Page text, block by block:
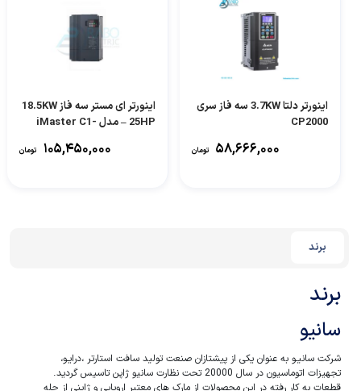
اینورتر دلتا 3.7KW سه فاز سری
CP2000
۵۸,۶۶۶,۰۰۰ تومان
اینورتر ای مستر سه فاز 18.5KW
– 25HP مدل iMaster C1-
۱۰۵,۴۵۰,۰۰۰ تومان
برند
برند
سانیو
شرکت سانیـو به عنوان یکی از پیشتازان صنعت تولید سافت استارتر ،درایـو،
تجهیزات اتوماسیون در سال 20000 تحت نظارت سانیو ژاپن تاسیس گردید.
قطعات به کار رفته در این محصولات از مارک های معتبر اروپایی و ژاپنی از جله